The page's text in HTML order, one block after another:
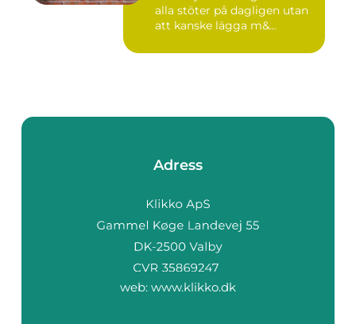
alla stöter på dagligen utan
att kanske lägga m&...
Adress
web: www.klikko.dk